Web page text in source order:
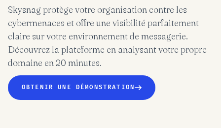
Skysnag protège votre organisation contre les
cybermenaces et offre une visibilité parfaitement
claire sur votre environnement de messagerie.
Découvrez la plateforme en analysant votre propre
domaine en 20 minutes.
OBTENIR UNE DÉMONSTRATION